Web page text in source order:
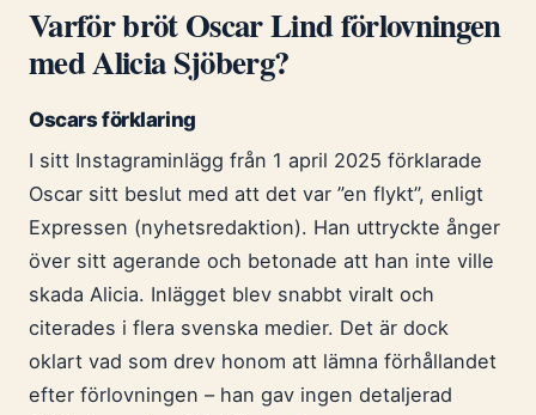
Varför bröt Oscar Lind förlovningen
med Alicia Sjöberg?
Oscars förklaring
I sitt Instagraminlägg från 1 april 2025 förklarade
Oscar sitt beslut med att det var ”en flykt”, enligt
Expressen (nyhetsredaktion). Han uttryckte ånger
över sitt agerande och betonade att han inte ville
skada Alicia. Inlägget blev snabbt viralt och
citerades i flera svenska medier. Det är dock
oklart vad som drev honom att lämna förhållandet
efter förlovningen – han gav ingen detaljerad